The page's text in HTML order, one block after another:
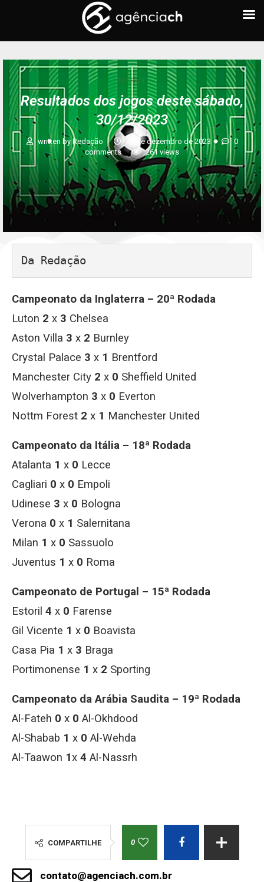
FUTEBOL
Resultados dos jogos deste sábado,
30/12/2023
written by Redação 30 de dezembro de 2023
0
comments
261 views
Da Redação
Campeonato da Inglaterra – 20ª Rodada
Luton 2 x 3 Chelsea
Aston Villa 3 x 2 Burnley
Crystal Palace 3 x 1 Brentford
Manchester City 2 x 0 Sheffield United
Wolverhampton 3 x 0 Everton
Nottm Forest 2 x 1 Manchester United
Campeonato da Itália – 18ª Rodada
Atalanta 1 x 0 Lecce
Cagliari 0 x 0 Empoli
Udinese 3 x 0 Bologna
Verona 0 x 1 Salernitana
Milan 1 x 0 Sassuolo
Juventus 1 x 0 Roma
Campeonato de Portugal – 15ª Rodada
Estoril 4 x 0 Farense
Gil Vicente 1 x 0 Boavista
Casa Pia 1 x 3 Braga
Portimonense 1 x 2 Sporting
Campeonato da Arábia Saudita – 19ª Rodada
Al-Fateh 0 x 0 Al-Okhdood
Al-Shabab 1 x 0 Al-Wehda
Al-Taawon 1x 4 Al-Nassrh
COMPARTILHE 0
contato@agenciach.com.br